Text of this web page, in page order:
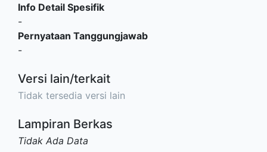
Info Detail Spesifik
-
Pernyataan Tanggungjawab
-
Versi lain/terkait
Tidak tersedia versi lain
Lampiran Berkas
Tidak Ada Data